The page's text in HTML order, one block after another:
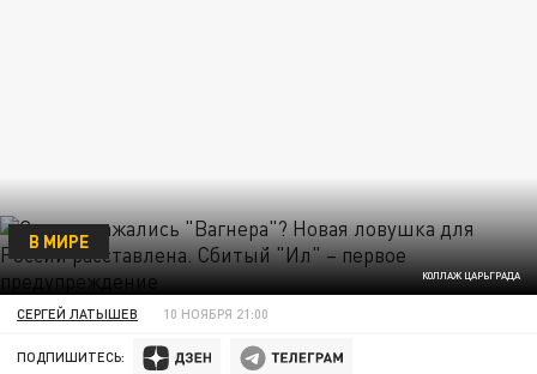
КОЛЛАЖ ЦАРЬГРАДА
В МИРЕ
СЕРГЕЙ ЛАТЫШЕВ 10 НОЯБРЯ 21:00
ПОДПИШИТЕСЬ: